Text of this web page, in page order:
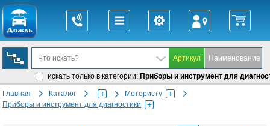
искать только в категории: Приборы и инструмент для
Главная Каталог
Мотористу
Приборы и инструмент для диагностики